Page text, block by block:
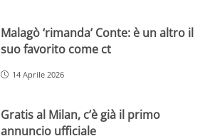
Malagò ‘rimanda’ Conte: è un altro il
suo favorito come ct
14 Aprile 2026
Gratis al Milan, c’è già il primo
annuncio ufficiale